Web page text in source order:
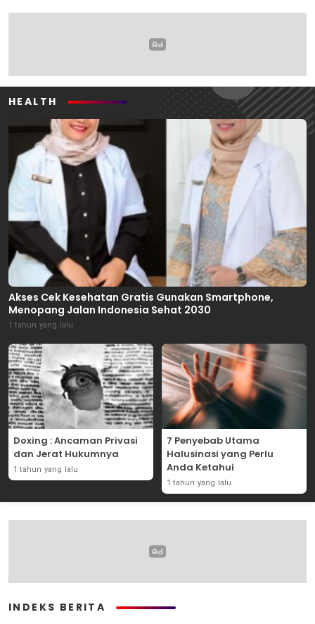
HEALTH
Akses Cek Kesehatan Gratis Gunakan Smartphone,
Menopang Jalan Indonesia Sehat 2030
1 tahun yang lalu
Doxing : Ancaman Privasi
dan Jerat Hukumnya
1 tahun yang lalu
7 Penyebab Utama
Halusinasi yang Perlu
Anda Ketahui
1 tahun yang lalu
INDEKS BERITA